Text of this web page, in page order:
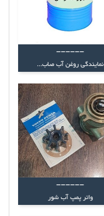
------
نمایندگی روغن آب صاب...
------
واتر پمپ آب شور